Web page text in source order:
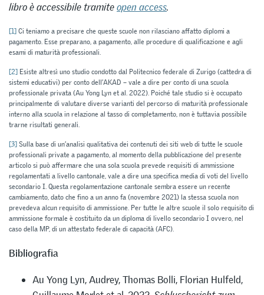
libro è accessibile tramiteopen access.
[1]Ci teniamo a precisare che queste scuole non rilasciano affatto diplomi a
pagamento. Esse preparano, a pagamento, alle procedure di qualificazione e agli
esami di maturità professionali.
[2] Esiste altresì uno studio condotto dal Politecnico federale di Zurigo (cattedra di
sistemi educativi) per conto dell’AKAD – vale a dire per conto di una scuola
professionale privata (Au Yong Lyn et al. 2022). Poiché tale studio si è occupato
principalmente di valutare diverse varianti del percorso di maturità professionale
interno alla scuola in relazione al tasso di completamento, non è tuttavia possibile
trarne risultati generali.
[3]Sulla base di un’analisi qualitativa dei contenuti dei siti web di tutte le scuole
professionali private a pagamento, al momento della pubblicazione del presente
articolo si può affermare che una sola scuola prevede requisiti di ammissione
regolamentati a livello cantonale, vale a dire una specifica media di voti del livello
secondario I. Questa regolamentazione cantonale sembra essere un recente
cambiamento, dato che fino a un anno fa (novembre 2021) la stessa scuola non
prevedeva alcun requisito di ammissione. Per tutte le altre scuole il solo requisito di
ammissione formale è costituito da un diploma di livello secondario I ovvero, nel
caso della MP, di un attestato federale di capacità (AFC).
Bibliografia
Au Yong Lyn, Audrey, Thomas Bolli, Florian Hulfeld,